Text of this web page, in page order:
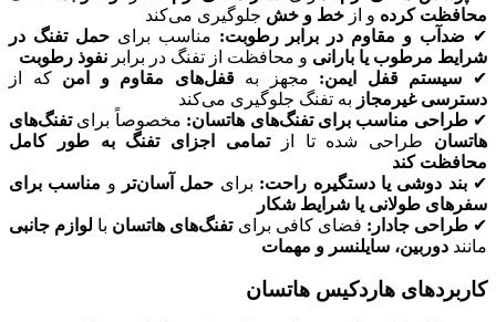
محافظت کرده و از خط و خش جلوگیری می‌کند
✔ ضدآب و مقاوم در برابر رطوبت: مناسب برایحمل تفنگ در
شرایط مرطوب یا بارانی و محافظت از تفنگ در برابر نفوذ رطوبت
✔ سیستم قفل ایمن: مجهز بهقفل‌های مقاوم و امن که از
دسترسی غیرمجاز به تفنگ جلوگیری می‌کند
✔طراحی مناسب برای تفنگ‌های هاتسان: مخصوصاً برایتفنگ‌های
هاتسان طراحی شده تا ازتمامی اجزای تفنگ به طور کامل
محافظت کند
✔بند دوشی یا دستگیره راحت: برای حمل آسان‌تر و مناسب برای
سفرهای طولانی یا شرایط شکار
✔طراحی جادار: فضای کافی برایتفنگ‌های هاتسان با لوازم جانبی
مانند دوربین، سایلنسر و مهمات
کاربردهای هاردکیس هاتسان